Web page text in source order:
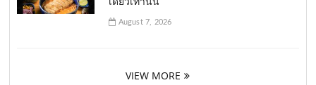
August 7, 2026
VIEW MORE